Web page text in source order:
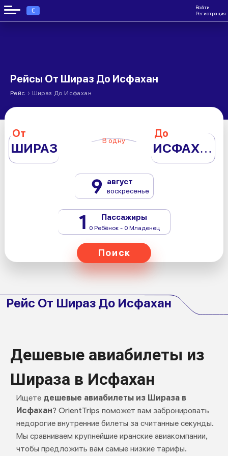
€
Войти
Регистрация
Рейсы От Шираз До Исфахан
Рейс › Шираз До Исфахан
От
ШИРАЗ В одну
До
ИСФАХАН
9 август
воскресенье
1 Пассажиры
0 Ребёнок - 0 Младенец
Поиск
Рейс От Шираз До Исфахан
Дешевые авиабилеты из
Шираза в Исфахан
Ищете дешевые авиабилеты из Шираза в
Исфахан? OrientTrips поможет вам забронировать
недорогие внутренние билеты за считанные секунды.
Мы сравниваем крупнейшие иранские авиакомпании,
чтобы предложить вам самые низкие тарифы.